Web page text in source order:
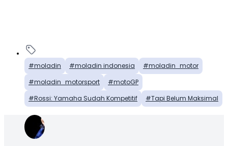
moladin moladin indonesia
moladin_motor
moladin_motorsport
motoGP
Rossi: Yamaha Sudah Kompetitif
Tapi Belum Maksimal